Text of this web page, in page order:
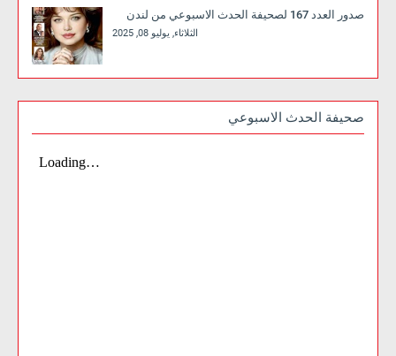
صدور العدد 167 لصحيفة الحدث الاسبوعي من لندن
الثلاثاء, يوليو 08, 2025
صحيفة الحدث الاسبوعي